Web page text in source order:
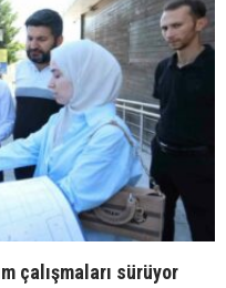
çalışmaları sürüyor